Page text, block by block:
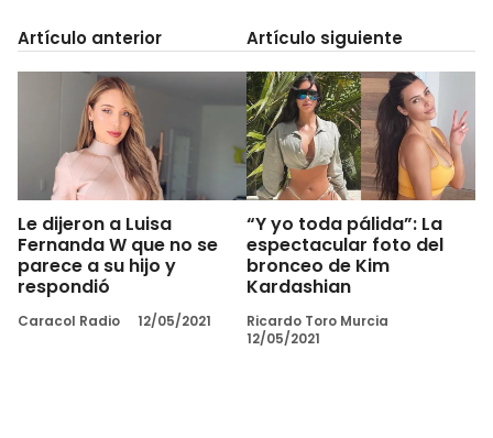
Artículo anterior
Le dijeron a Luisa
Fernanda W que no se
parece a su hijo y
respondió
Caracol Radio 12/05/2021
Artículo siguiente
“Y yo toda pálida”: La
espectacular foto del
bronceo de Kim
Kardashian
Ricardo Toro Murcia
12/05/2021